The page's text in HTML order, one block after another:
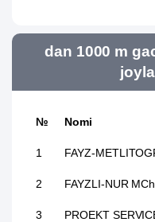
dan 1000 m
№ Nomi
1 FAYZ-
2 FAYZLI-NUR
3 PROEKT